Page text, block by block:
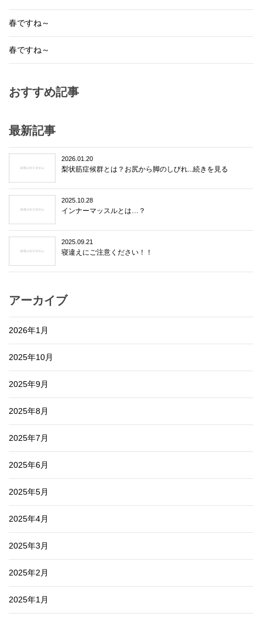
春ですね～
春ですね～
おすすめ記事
最新記事
2026.01.20
梨状筋症候群とは？お尻から脚のしびれ...続きを見る
2025.10.28
インナーマッスルとは…？
2025.09.21
寝違えにご注意ください！！
アーカイブ
2026年1月
2025年10月
2025年9月
2025年8月
2025年7月
2025年6月
2025年5月
2025年4月
2025年3月
2025年2月
2025年1月